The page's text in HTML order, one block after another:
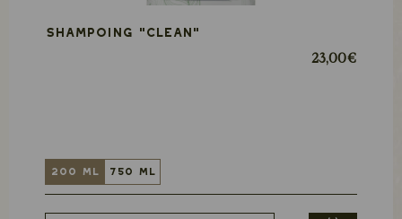
Shampoing "CLEAN"
23,00 €
200 ml 750 ml